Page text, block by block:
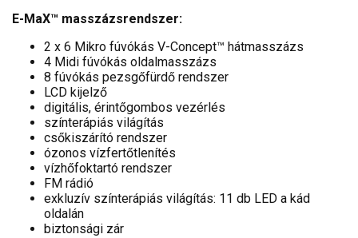
E-MaX™ masszázsrendszer:
2 x 6 Mikro fúvókás V-Concept™ hátmasszázs
4 Midi fúvókás oldalmasszázs
8 fúvókás pezsgőfürdő rendszer
LCD kijelző
digitális, érintőgombos vezérlés
színterápiás világítás
csőkiszárító rendszer
ózonos vízfertőtlenítés
vízhőfoktartó rendszer
FM rádió
exkluzív színterápiás világítás: 11 db LED a kád
oldalán
biztonsági zár